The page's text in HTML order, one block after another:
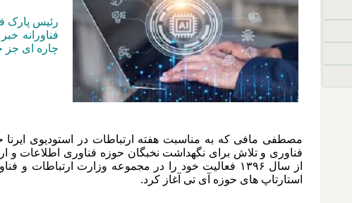
رئیس پارک
فناورانه
چاره ای جز
مصطفی مافی که به مناسبت هفته ارتباطات در استودیوی ایرنا
فناوری و تلاش برای نگهداشت نخبگان حوزه فناوری اطلاعات و
از سال ۱۳۹۶ فعالیت خود را در مجموعه وزارت
استارتاپ های حوزه آی تی آغاز کرد.